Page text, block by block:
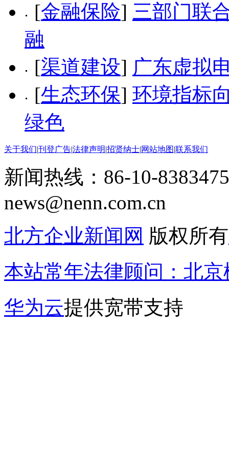
[金融保险] 三部门联
融
[渠道建设] 广东虚拟
[生态环保] 环境指标
绿色
关于我们|刊登广告|法律声明|招贤纳士|网站地图|联系我们
新闻热线：86-10-
news@nenn.com.cn
北方企业新闻网 版权所有
本站常年法律顾问：北
华为云提供宽带支持